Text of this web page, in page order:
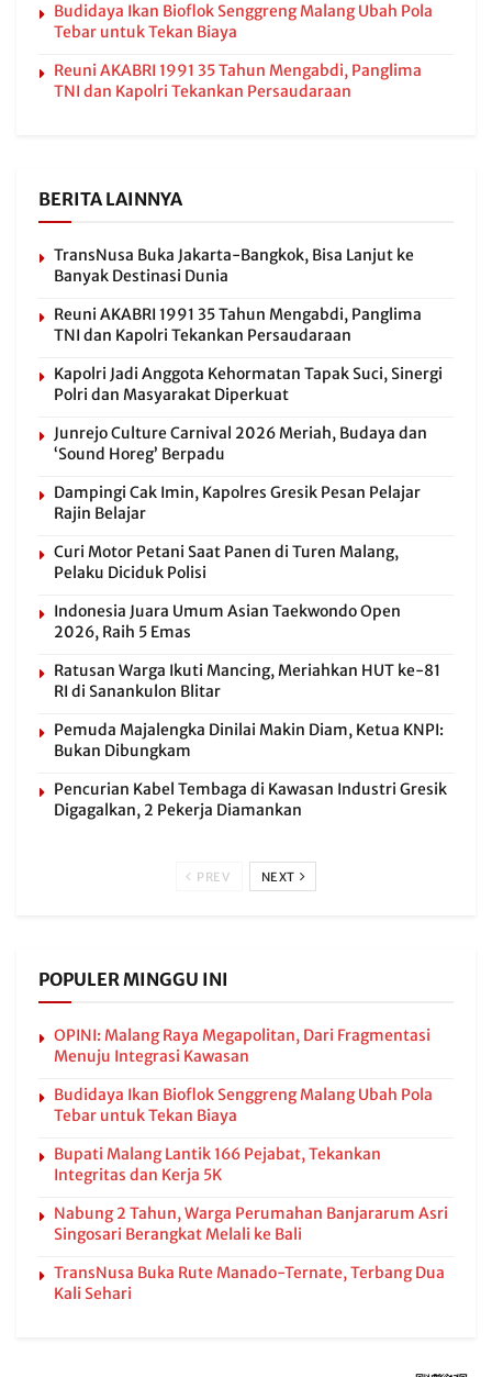
Budidaya Ikan Bioflok Senggreng Malang Ubah Pola
Tebar untuk Tekan Biaya
Reuni AKABRI 1991 35 Tahun Mengabdi, Panglima
TNI dan Kapolri Tekankan Persaudaraan
BERITA LAINNYA
TransNusa Buka Jakarta-Bangkok, Bisa Lanjut ke
Banyak Destinasi Dunia
Reuni AKABRI 1991 35 Tahun Mengabdi, Panglima
TNI dan Kapolri Tekankan Persaudaraan
Kapolri Jadi Anggota Kehormatan Tapak Suci, Sinergi
Polri dan Masyarakat Diperkuat
Junrejo Culture Carnival 2026 Meriah, Budaya dan
‘Sound Horeg’ Berpadu
Dampingi Cak Imin, Kapolres Gresik Pesan Pelajar
Rajin Belajar
Curi Motor Petani Saat Panen di Turen Malang,
Pelaku Diciduk Polisi
Indonesia Juara Umum Asian Taekwondo Open
2026, Raih 5 Emas
Ratusan Warga Ikuti Mancing, Meriahkan HUT ke-81
RI di Sanankulon Blitar
Pemuda Majalengka Dinilai Makin Diam, Ketua KNPI:
Bukan Dibungkam
Pencurian Kabel Tembaga di Kawasan Industri Gresik
Digagalkan, 2 Pekerja Diamankan
PREV NEXT
POPULER MINGGU INI
OPINI: Malang Raya Megapolitan, Dari Fragmentasi
Menuju Integrasi Kawasan
Budidaya Ikan Bioflok Senggreng Malang Ubah Pola
Tebar untuk Tekan Biaya
Bupati Malang Lantik 166 Pejabat, Tekankan
Integritas dan Kerja 5K
Nabung 2 Tahun, Warga Perumahan Banjararum Asri
Singosari Berangkat Melali ke Bali
TransNusa Buka Rute Manado-Ternate, Terbang Dua
Kali Sehari